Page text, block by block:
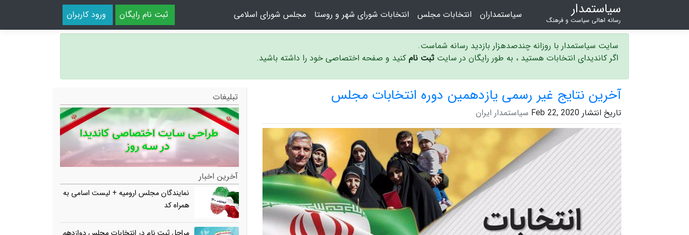
سیاستمدار
رسانه اهالی سیاست و فرهنگ ثبت نام رایگان ورود کاربران سیاستمداران انتخابات مجلس انتخابات شورای شهر و روستا مجلس شورای اسلامی
سایت سیاستمدار با روزانه چندصدهزار بازدید رسانه شماست.
اگر کاندیدای انتخابات هستید ، به طور رایگان در سایت ثبت نام کنید و صفحه اختصاصی خود را داشته باشید.
آخرین نتایج غیر رسمی یازدهمین دوره انتخابات مجلس
تاریخ انتشار Feb 22, 2020 سیاستمدار ایران
تبلیغات
آخرین اخبار
نمایندگان مجلس ارومیه + لیست اسامی به
همراه کد